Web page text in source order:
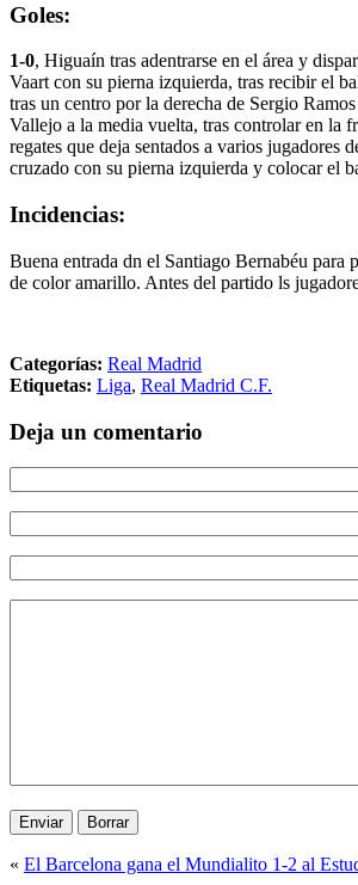
Goles:
1-0, Higuaín tras adentrarse en el área y
Vaart con su pierna izquierda, tras recibir el
tras un centro por la derecha de Sergio
Vallejo a la media vuelta, tras controlar en la
regates que deja sentados a varios jugadores
cruzado con su pierna izquierda y colocar el
Incidencias:
Buena entrada dn el Santiago Bernabéu
de color amarillo. Antes del partido ls
Categorías: Real Madrid
Etiquetas: Liga, Real Madrid C.F.
Deja un comentario
« El Barcelona gana el Mundialito 1-2 al